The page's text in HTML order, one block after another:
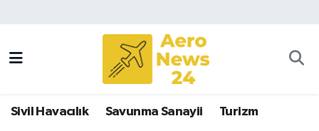
Sivil Havacılık Savunma Sanayii Turizm